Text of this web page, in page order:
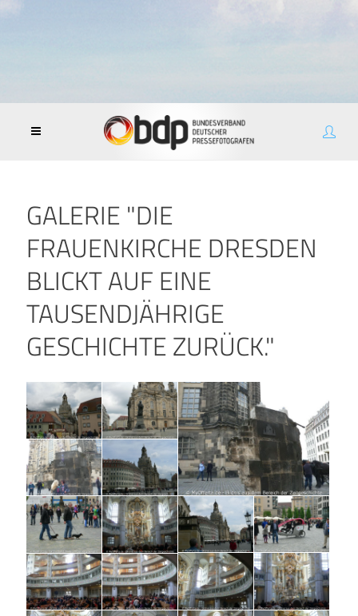
GALERIE "DIE
FRAUENKIRCHE DRESDEN
BLICKT AUF EINE
TAUSENDJÄHRIGE
GESCHICHTE ZURÜCK."